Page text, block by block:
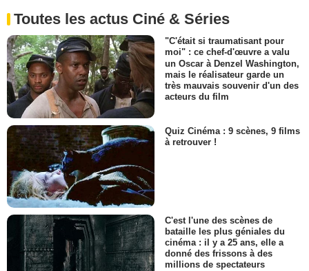
Toutes les actus Ciné & Séries
"C'était si traumatisant pour
moi" : ce chef-d'œuvre a valu
un Oscar à Denzel Washington,
mais le réalisateur garde un
très mauvais souvenir d'un des
acteurs du film
Quiz Cinéma : 9 scènes, 9 films
à retrouver !
C'est l'une des scènes de
bataille les plus géniales du
cinéma : il y a 25 ans, elle a
donné des frissons à des
millions de spectateurs